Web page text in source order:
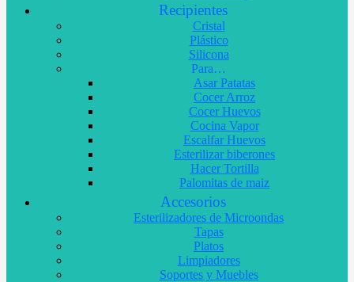
Recipientes
Cristal
Plástico
Silicona
Para…
Asar Patatas
Cocer Arroz
Cocer Huevos
Cocina Vapor
Escalfar Huevos
Esterilizar biberones
Hacer Tortilla
Palomitas de maiz
Accesorios
Esterilizadores de Microondas
Tapas
Platos
Limpiadores
Soportes y Muebles